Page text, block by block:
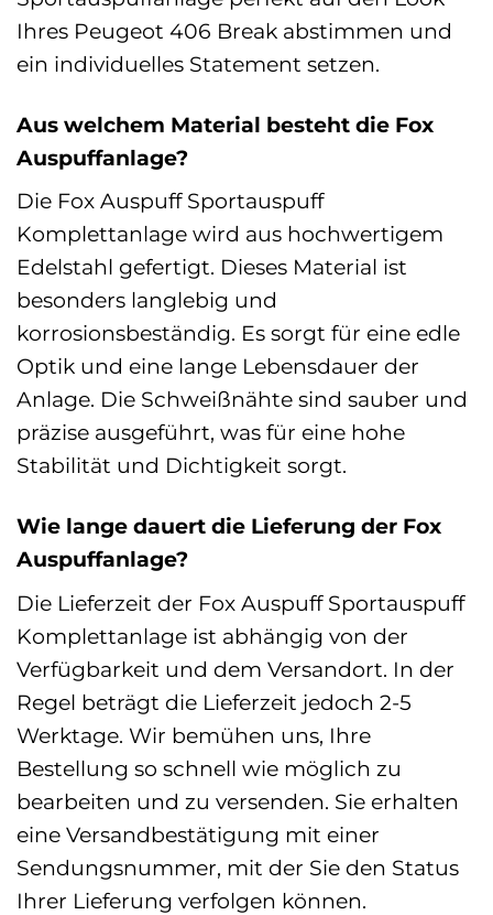
Ihres Peugeot 406 Break abstimmen und
ein individuelles Statement setzen.
Aus welchem Material besteht die Fox
Auspuffanlage?
Die Fox Auspuff Sportauspuff
Komplettanlage wird aus hochwertigem
Edelstahl gefertigt. Dieses Material ist
besonders langlebig und
korrosionsbeständig. Es sorgt für eine edle
Optik und eine lange Lebensdauer der
Anlage. Die Schweißnähte sind sauber und
präzise ausgeführt, was für eine hohe
Stabilität und Dichtigkeit sorgt.
Wie lange dauert die Lieferung der Fox
Auspuffanlage?
Die Lieferzeit der Fox Auspuff Sportauspuff
Komplettanlage ist abhängig von der
Verfügbarkeit und dem Versandort. In der
Regel beträgt die Lieferzeit jedoch 2-5
Werktage. Wir bemühen uns, Ihre
Bestellung so schnell wie möglich zu
bearbeiten und zu versenden. Sie erhalten
eine Versandbestätigung mit einer
Sendungsnummer, mit der Sie den Status
Ihrer Lieferung verfolgen können.